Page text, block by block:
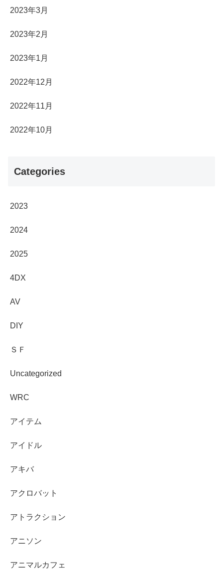
2023年3月
2023年2月
2023年1月
2022年12月
2022年11月
2022年10月
Categories
2023
2024
2025
4DX
AV
DIY
ＳＦ
Uncategorized
WRC
アイテム
アイドル
アキバ
アクロバット
アトラクション
アニソン
アニマルカフェ